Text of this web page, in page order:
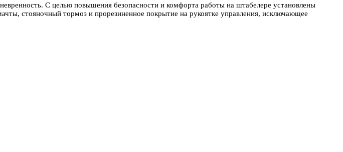
С целью повышения безопасности и комфорта работы на штабелере установлены
стояночный тормоз и прорезиненное покрытие на рукоятке управления, исключающее